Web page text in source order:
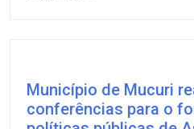
Município de Mucuri
conferências para o